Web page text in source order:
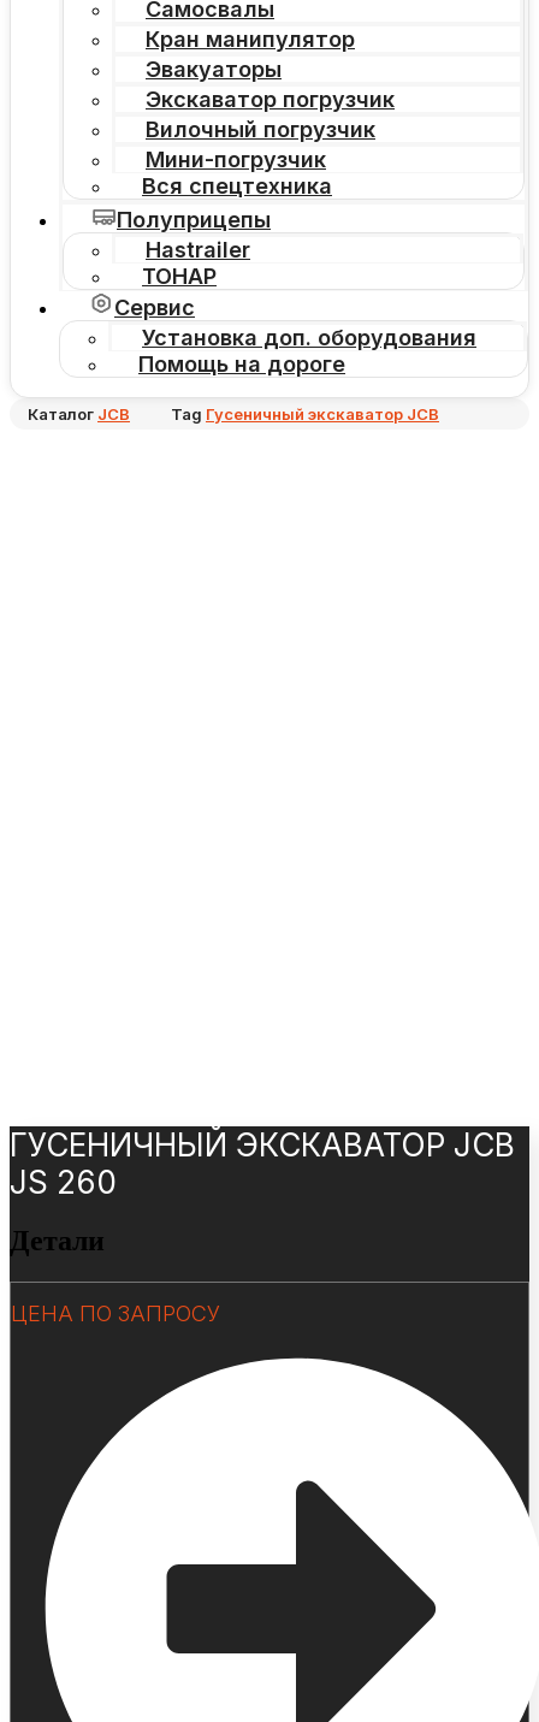
Самосвалы
Кран манипулятор
Эвакуаторы
Экскаватор погрузчик
Вилочный погрузчик
Мини-погрузчик
Вся спецтехника
Полуприцепы
Hastrailer
ТОНАР
Сервис
Установка доп. оборудования
Помощь на дороге
Каталог JCB Tag Гусеничный экскаватор JCB
ГУСЕНИЧНЫЙ ЭКСКАВАТОР JCB
JS 260
Детали
ЦЕНА ПО ЗАПРОСУ